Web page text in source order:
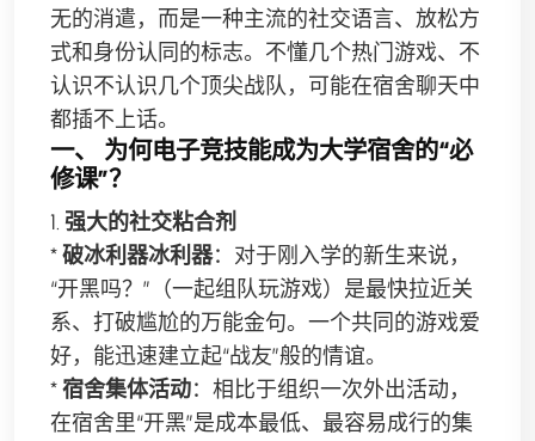
无的消遣，而是一种主流的社交语言、放松方
式和身份认同的标志。不懂几个热门游戏、不
认识不认识几个顶尖战队，可能在宿舍聊天中
都插不上话。
一、 为何电子竞技能成为大学宿舍的“必
修课”？
1. 强大的社交粘合剂
*破冰利器冰利器：对于刚入学的新生来说，
“开黑吗？”（一起组队玩游戏）是最快拉近关
系、打破尴尬的万能金句。一个共同的游戏爱
好，能迅速建立起“战友”般的情谊。
*宿舍集体活动：相比于组织一次外出活动，
在宿舍里“开黑”是成本最低、最容易成行的集